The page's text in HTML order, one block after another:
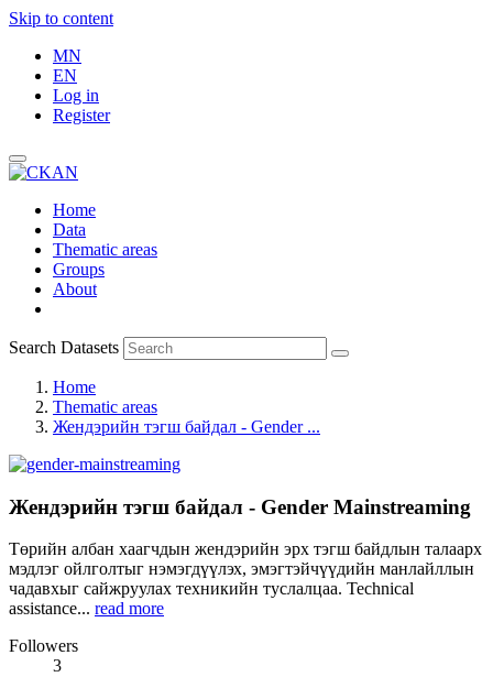
Skip to content
MN
EN
Log in
Register
Home
Data
Thematic areas
Groups
About
Search Datasets
Home
Thematic areas
Жендэрийн тэгш байдал - Gender ...
Жендэрийн тэгш байдал - Gender Mainstreaming
Төрийн албан хаагчдын жендэрийн эрх тэгш байдлын талаарх
мэдлэг ойлголтыг нэмэгдүүлэх, эмэгтэйчүүдийн манлайллын
чадавхыг сайжруулах техникийн туслалцаа. Technical
assistance... read more
Followers
3